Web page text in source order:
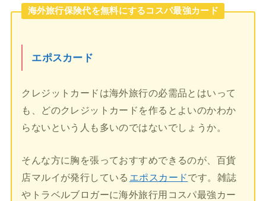
海外旅行保険代を無料にするコスパ最強カード
エポスカード
クレジットカードは海外旅行の必需品とはいって
も、どのクレジットカードを作るとよいのかわか
らないという人も多いのではないでしょうか。
そんな方に胸を張っておすすめできるのが、百貨
店マルイが発行している エポスカードです。雑誌
やトラベルブロガーに海外旅行用コスパ最強カー